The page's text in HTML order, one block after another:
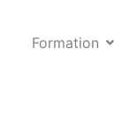
Formation